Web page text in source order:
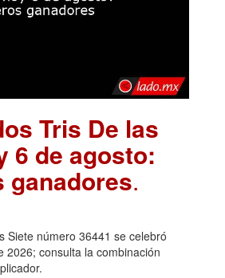
Tris De las
6 de agosto:
ganadores.
Siete número 36441 se celebró
2026; consulta la combinación